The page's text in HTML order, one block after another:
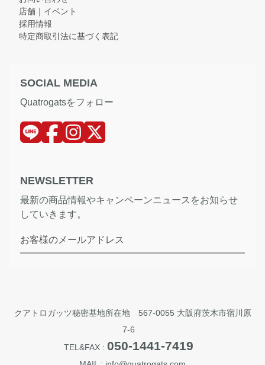
店舗｜イベント
採用情報
特定商取引法に基づく表記
SOCIAL MEDIA
Quatrogatsをフォロー
NEWSLETTER
最新の商品情報やキャンペーンニュースをお知らせ
していきます。
お客様のメールアドレス
クアトロガッツ秘密基地所在地 567-0055 大阪府茨木市宿川原
7-6
TEL&FAX : 050-1441-7419